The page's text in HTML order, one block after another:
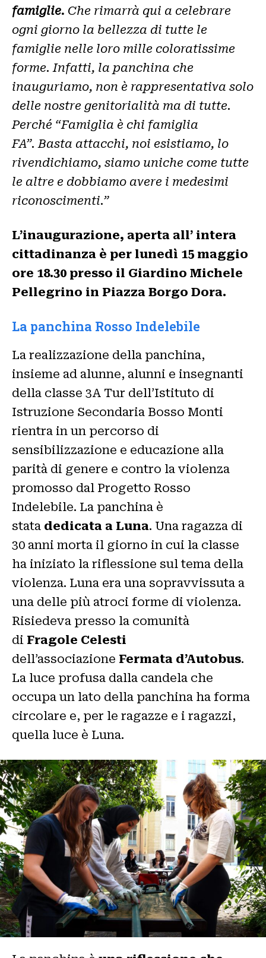
famiglie. Che rimarrà qui a celebrare
ogni giorno la bellezza di tutte le
famiglie nelle loro mille coloratissime
forme. Infatti, la panchina che
inauguriamo, non è rappresentativa solo
delle nostre genitorialità ma di tutte.
Perché “Famiglia è chi famiglia
FA”. Basta attacchi, noi esistiamo, lo
rivendichiamo, siamo uniche come tutte
le altre e dobbiamo avere i medesimi
riconoscimenti.”
L’inaugurazione, aperta all’ intera
cittadinanza è per lunedì 15 maggio
ore 18.30 presso il Giardino Michele
Pellegrino in Piazza Borgo Dora.
La panchina Rosso Indelebile
La realizzazione della panchina,
insieme ad alunne, alunni e insegnanti
della classe 3A Tur dell’Istituto di
Istruzione Secondaria Bosso Monti
rientra in un percorso di
sensibilizzazione e educazione alla
parità di genere e contro la violenza
promosso dal Progetto Rosso
Indelebile. La panchina è
stata dedicata a Luna. Una ragazza di
30 anni morta il giorno in cui la classe
ha iniziato la riflessione sul tema della
violenza. Luna era una sopravvissuta a
una delle più atroci forme di violenza.
Risiedeva presso la comunità
di Fragole Celesti
dell’associazione Fermata d’Autobus.
La luce profusa dalla candela che
occupa un lato della panchina ha forma
circolare e, per le ragazze e i ragazzi,
quella luce è Luna.